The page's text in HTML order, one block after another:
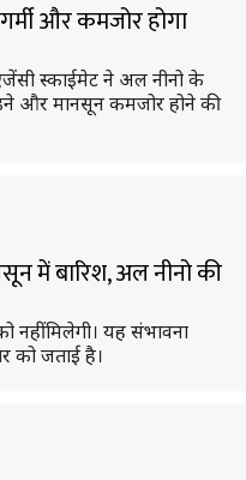
और कमजोर होगा
एजेंसी स्काईमेट ने अल नीनो के
और मानसून कमजोर होने की
में बारिश, अल नीनो की
नहीं मिलेगी। यह संभावना
को जताई है।